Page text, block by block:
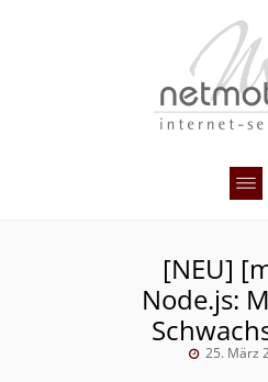
[NEU]
Node.js:
25. März